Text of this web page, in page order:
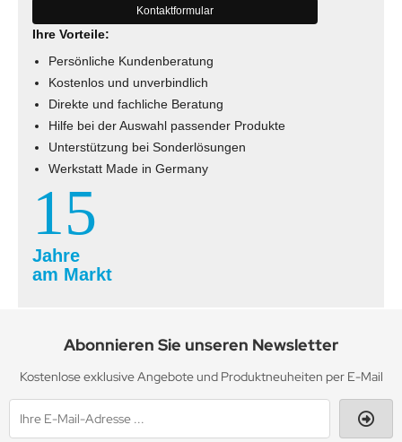
Kontaktformular
Ihre Vorteile:
Persönliche Kundenberatung
Kostenlos und unverbindlich
Direkte und fachliche Beratung
Hilfe bei der Auswahl passender Produkte
Unterstützung bei Sonderlösungen
Werkstatt Made in Germany
15
Jahre
am Markt
Abonnieren Sie unseren Newsletter
Kostenlose exklusive Angebote und Produktneuheiten per E-Mail